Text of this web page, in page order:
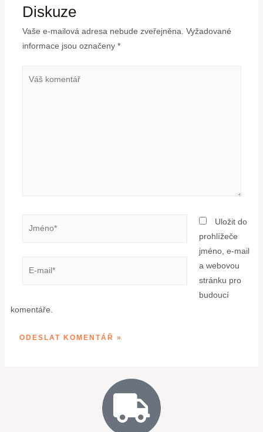
Diskuze
Vaše e-mailová adresa nebude zveřejněna. Vyžadované
informace jsou označeny *
Uložit do
prohlížeče
jméno, e-mail
a webovou
stránku pro
budoucí
komentáře.